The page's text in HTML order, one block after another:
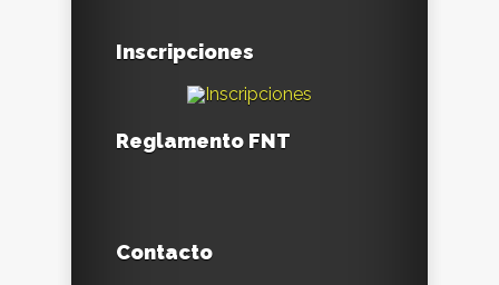
Inscripciones
Reglamento FNT
Contacto